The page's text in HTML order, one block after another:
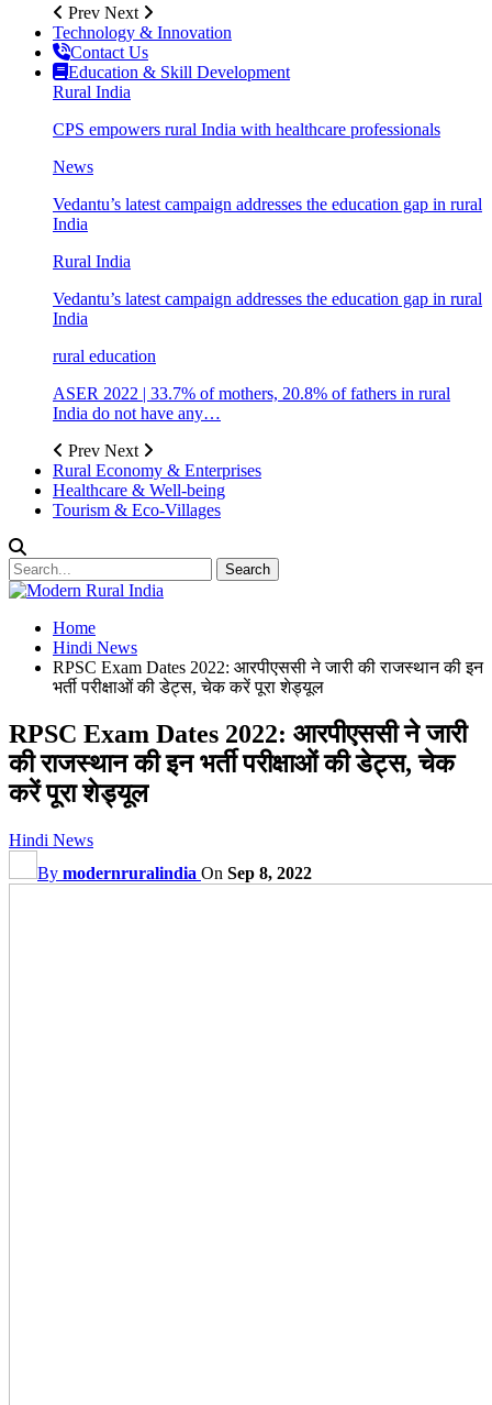
Prev Next
Technology & Innovation
Contact Us
Education & Skill Development
Rural India
CPS empowers rural India with healthcare professionals
News
Vedantu’s latest campaign addresses the education gap in rural
India
Rural India
Vedantu’s latest campaign addresses the education gap in rural
India
rural education
ASER 2022 | 33.7% of mothers, 20.8% of fathers in rural
India do not have any…
Prev Next
Rural Economy & Enterprises
Healthcare & Well-being
Tourism & Eco-Villages
Home
Hindi News
RPSC Exam Dates 2022: आरपीएससी ने जारी की राजस्थान की इन
भर्ती परीक्षाओं की डेट्स, चेक करें पूरा शेड्यूल
RPSC Exam Dates 2022: आरपीएससी ने जारी
की राजस्थान की इन भर्ती परीक्षाओं की डेट्स, चेक
करें पूरा शेड्यूल
Hindi News
By modernruralindia On Sep 8, 2022